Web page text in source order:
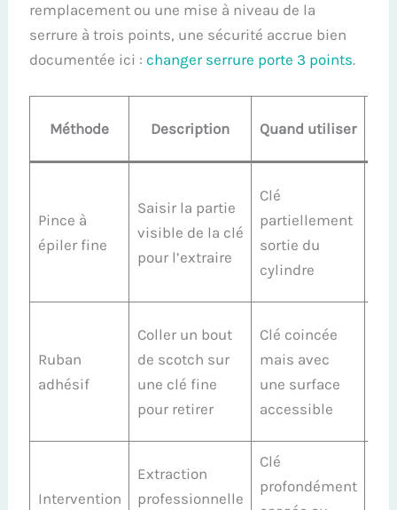
remplacement ou une mise à niveau de la
serrure à trois points, une sécurité accrue bien
documentée ici :changer serrure porte 3 points.
Méthode Description Quand utiliser
Pince à
épiler fine
Saisir la partie
visible de la clé
pour l’extraire
Clé
partiellement
sortie du
cylindre
Ruban
adhésif
Coller un bout
de scotch sur
une clé fine
pour retirer
Clé coincée
mais avec
une surface
accessible
Intervention
Extraction
professionnelle
Clé
profondément